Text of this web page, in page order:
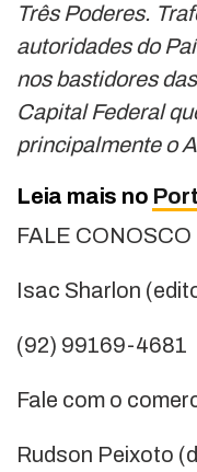
Três Poderes.
autoridades do
nos bastidores
Capital Federal
principalmente o
Leia mais no
FALE CONOSCO
Isac Sharlon
(92) 99169-4681
Fale com o
Rudson Peixoto